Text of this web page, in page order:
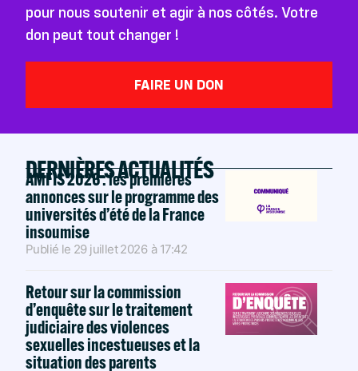
pour nous soutenir et agir à nos côtés. Votre
don peut tout changer !
FAIRE UN DON
DERNIÈRES ACTUALITÉS
AMFIS 2026 : les premières
annonces sur le programme des
universités d’été de la France
insoumise
Publié le 29 juillet 2026 à 17:42
Retour sur la commission
d’enquête sur le traitement
judiciaire des violences
sexuelles incestueuses et la
situation des parents